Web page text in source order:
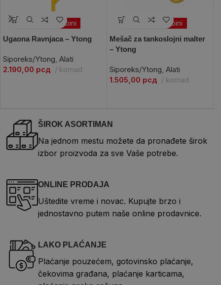
Po porudžbini
Ugaona Ravnjaca – Ytong
Siporeks/Ytong Alati
2.190,00 рсд komad
Po porudžbini
Mešač za tankoslojni malter
– Ytong
Siporeks/Ytong Alati
1.505,00 рсд komad
ŠIROK ASORTIMAN
Na jednom mestu možete da pronađete širok
izbor proizvoda za sve Vaše potrebe.
ONLINE PRODAJA
Uštedite vreme i novac. Kupujte brzo i
jednostavno putem naše online prodavnice.
LAKO PLAĆANJE
Plaćanje pouzećem, gotovinsko plaćanje,
čekovima građana, plaćanje karticama,